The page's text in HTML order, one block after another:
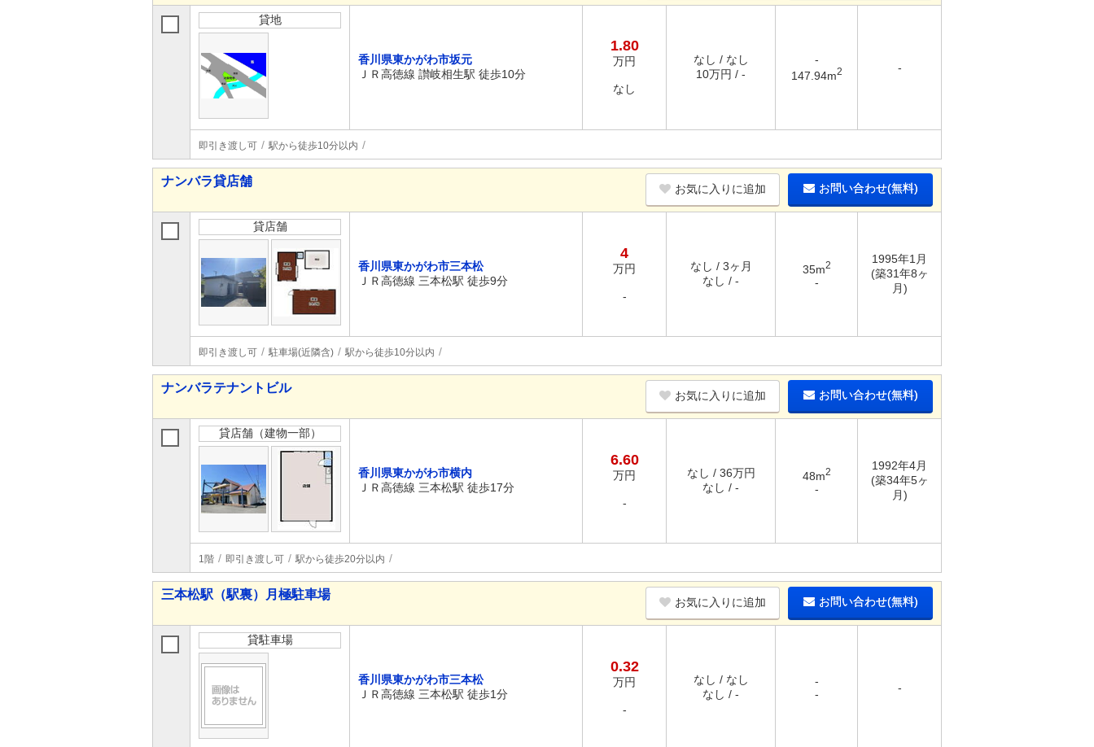
貸地
香川県東かがわ市坂元
ＪＲ高徳線 讃岐相生駅 徒歩10分
1.80
万円
なし
なし / なし
10万円 / -
-
147.94m2 -
即引き渡し可 駅から徒歩10分以内
ナンバラ貸店舗
お気に入りに追加 お問い合わせ(無料)
貸店舗
香川県東かがわ市三本松
ＪＲ高徳線 三本松駅 徒歩9分
4
万円
-
なし / 3ヶ月
なし / -
35m2
-
1995年1月
(築31年8ヶ
月)
即引き渡し可 駐車場(近隣含) 駅から徒歩10分以内
ナンバラテナントビル
お気に入りに追加 お問い合わせ(無料)
貸店舗（建物一部）
香川県東かがわ市横内
ＪＲ高徳線 三本松駅 徒歩17分
6.60
万円
-
なし / 36万円
なし / -
48m2
-
1992年4月
(築34年5ヶ
月)
1階 即引き渡し可 駅から徒歩20分以内
三本松駅（駅裏）月極駐車場
お気に入りに追加 お問い合わせ(無料)
貸駐車場
香川県東かがわ市三本松
ＪＲ高徳線 三本松駅 徒歩1分
0.32
万円
-
なし / なし
なし / -
-
-
-